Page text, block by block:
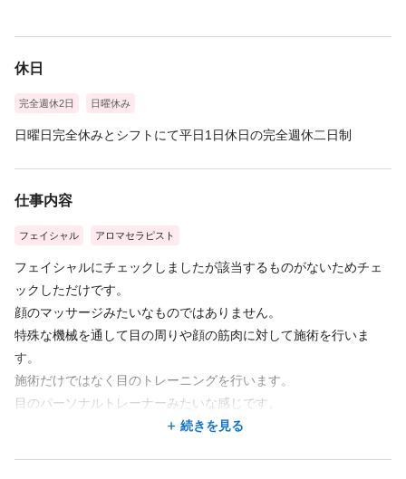
休日
完全週休2日 日曜休み
日曜日完全休みとシフトにて平日1日休日の完全週休二日制
仕事内容
フェイシャル アロマセラピスト
フェイシャルにチェックしましたが該当するものがないためチェ
ックしただけです。
顔のマッサージみたいなものではありません。
特殊な機械を通して目の周りや顔の筋肉に対して施術を行いま
す。
施術だけではなく目のトレーニングを行います。
目のパーソナルトレーナーみたいな感じです。
初回に体験で来られた方に施術を行い、その後続けて来られる場
続きを見る